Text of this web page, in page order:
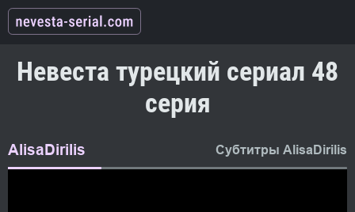
Невеста турецкий сериал 48
серия
AlisaDirilis Субтитры AlisaDirilis